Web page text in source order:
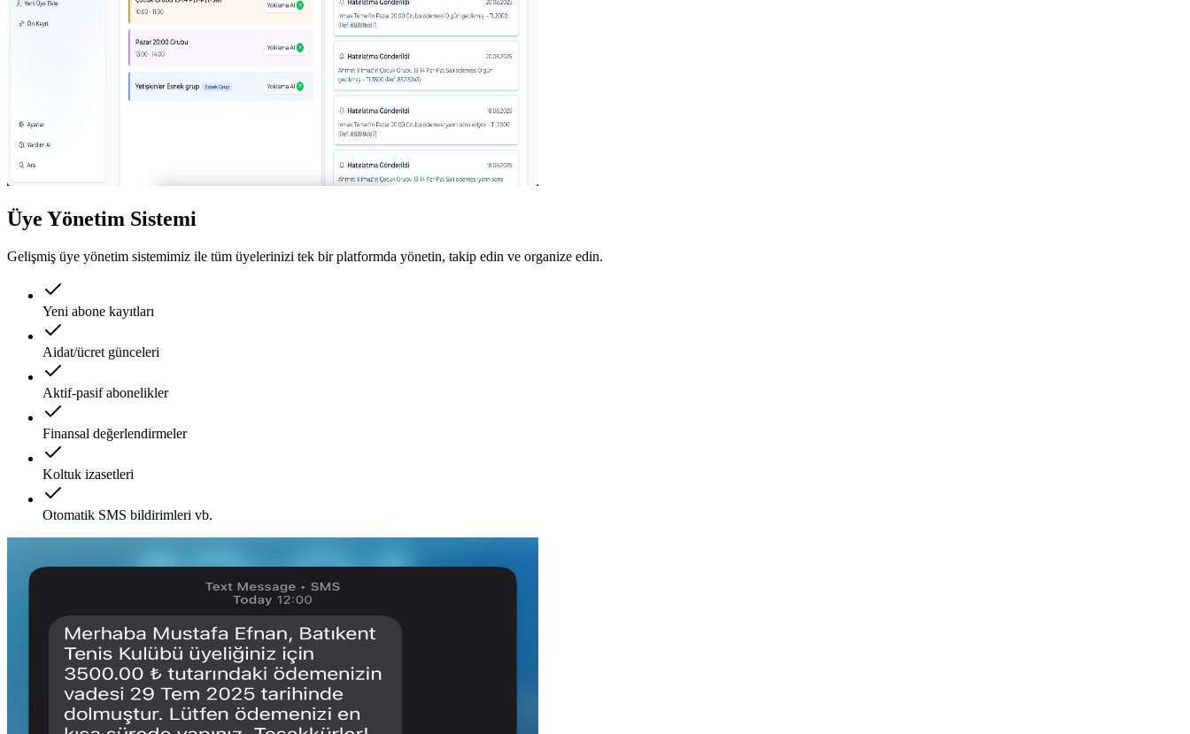
Üye Yönetim Sistemi
Gelişmiş üye yönetim sistemimiz ile tüm üyelerinizi tek bir platformda yönetin, takip edin ve organize edin.
Yeni abone kayıtları
Aidat/ücret günceleri
Aktif-pasif abonelikler
Finansal değerlendirmeler
Koltuk izasetleri
Otomatik SMS bildirimleri vb.